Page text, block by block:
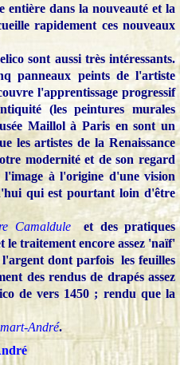
dans la nouveauté et la
rapidement ces nouveaux
sont aussi très intéressants.
panneaux peints de l'artiste
l'apprentissage progressif
(les peintures murales
Maillol à Paris en sont un
les artistes de la Renaissance
modernité et de son regard
l'image à l'origine d'une vision
qui est pourtant loin d'être
Camaldule
et des pratiques
le traitement encore assez 'naïf'
l'argent dont parfois les feuilles
des rendus de drapés assez
de vers 1450 ; rendu que la
André.